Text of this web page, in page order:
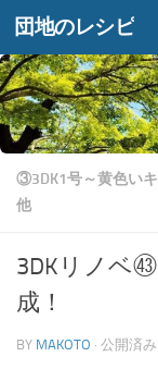
コンテンツへス
団地のレシピ
③3DK1号～黄色い
他
3DKリノベ
成！
BY MAKOTO · 公開済み